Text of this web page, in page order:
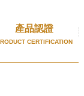
產品認證
CERTIFICATION